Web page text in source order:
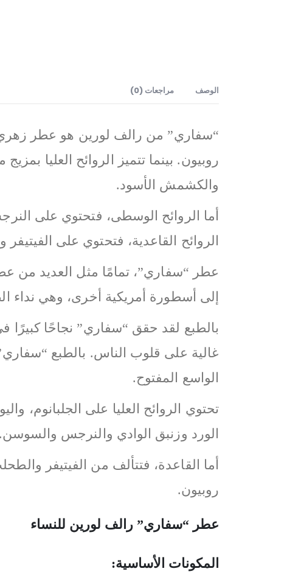
الوصف مراجعات (0)
روبيون. بينما تتميز الروائح العليا
والكشمش الأسود.
أما الروائح الوسطى، فتحتوي على
الروائح القاعدية، فتحتوي على
عطر “سفاري”، تمامًا مثل العديد من
إلى أسطورة أمريكية أخرى، وهي نداء
بالطبع لقد حقق “سفاري” نجاحًا كبيرًا
غالية على قلوب الناس. بالطبع
الواسع المفتوح.
تحتوي الروائح العليا على الجلبانوم،
الورد وزنبق الوادي والنرجس والسوسن.
روبيون.
عطر “سفاري” رالف لورين للنساء
المكونات الأساسية: